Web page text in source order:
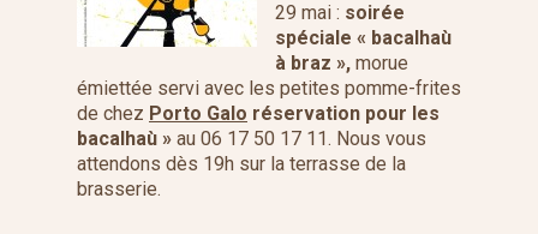
29 mai : soirée
spéciale « bacalhaù
à braz », morue
émiettée servi avec les petites pomme-frites
de chez Porto Galo réservation pour les
bacalhaù » au 06 17 50 17 11. Nous vous
attendons dès 19h sur la terrasse de la
brasserie.